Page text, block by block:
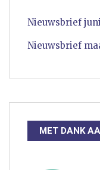
Nieuwsbrief
Nieuwsbrief
MET DANK